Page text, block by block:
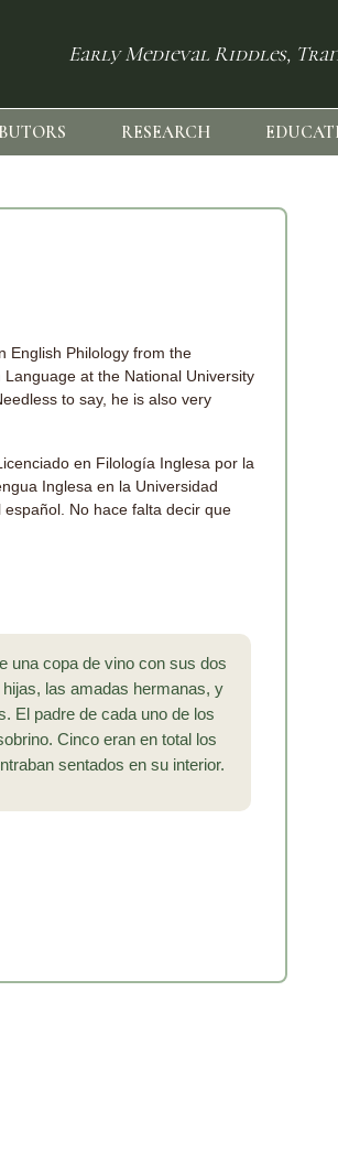
Early Medieval Riddles,
RESEARCH
English Philology from the
at the National University
to say, he is also very
en Filología Inglesa por la
Inglesa en la Universidad
No hace falta decir que
una copa de vino con sus dos
las amadas hermanas, y
El padre de cada uno de los
Cinco eran en total los
sentados en su interior.